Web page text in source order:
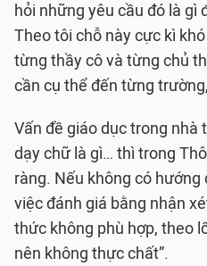
hỏi những yêu cầu đó là gì
Theo tôi chỗ này cực kì
từng thầy cô và từng chủ
cần cụ thể đến từng
Vấn đề giáo dục trong nhà
dạy chữ là gì… thì trong
ràng. Nếu không có hướng
việc đánh giá bằng nhận
thức không phù hợp, theo
nên không thực chất”.